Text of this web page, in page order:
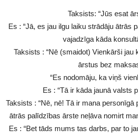
Taksists: “Jūs esat
Es : “Jā, es jau ilgu laiku strādāju ātrās
vajadzīga kāda
Taksists : “Nē (smaidot) Vienkārši jau
ārstus bez
“Es nodomāju, ka viņš
Es : “Tā ir kāda jaunā valsts
Taksists : “Nē, nē! Tā ir mana
ātrās palīdzības ārste neļāva nomirt
Es : “Bet tāds mums tas darbs, par to